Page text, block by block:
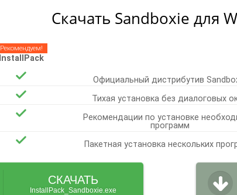
Скачать Sandboxie для
Рекомендуем!
InstallPack
Официальный дистрибутив
Тихая установка без диалоговых
Рекомендации по установке
программ
Пакетная установка нескольких
СКАЧАТЬ
InstallPack_Sandboxie.exe